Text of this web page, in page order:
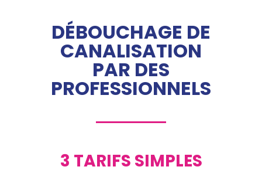
DÉBOUCHAGE DE
CANALISATION
PAR DES
PROFESSIONNELS
3 TARIFS SIMPLES